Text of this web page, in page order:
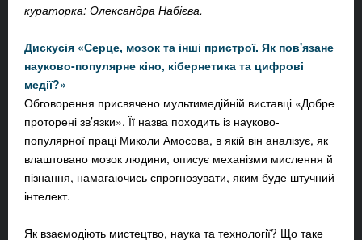
кураторка: Олександра Набієва.
Дискусія «Серце, мозок та інші пристрої. Як пов'язане
науково-популярне кіно, кібернетика та цифрові
медії?»
Обговорення присвячено мультимедійній виставці «Добре
проторені зв’язки». Її назва походить із науково-
популярної праці Миколи Амосова, в якій він аналізує, як
влаштовано мозок людини, описує механізми мислення й
пізнання, намагаючись спрогнозувати, яким буде штучний
інтелект.
Як взаємодіють мистецтво, наука та технології? Що таке